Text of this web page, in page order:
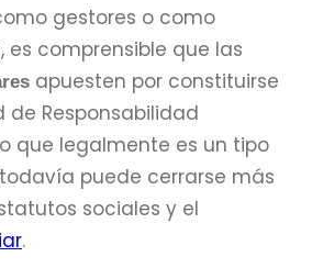
gestores o como
es comprensible que las
apuesten por constituirse
de Responsabilidad
que legalmente es un tipo
puede cerrarse más
sociales y el
.